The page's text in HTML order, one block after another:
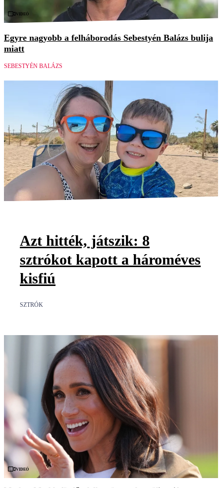
Videó
Egyre nagyobb a felháborodás Sebestyén Balázs bulija
miatt
SEBESTYÉN BALÁZS
Azt hitték, játszik: 8
sztrókot kapott a hároméves
kisfiú
SZTRÓK
Videó